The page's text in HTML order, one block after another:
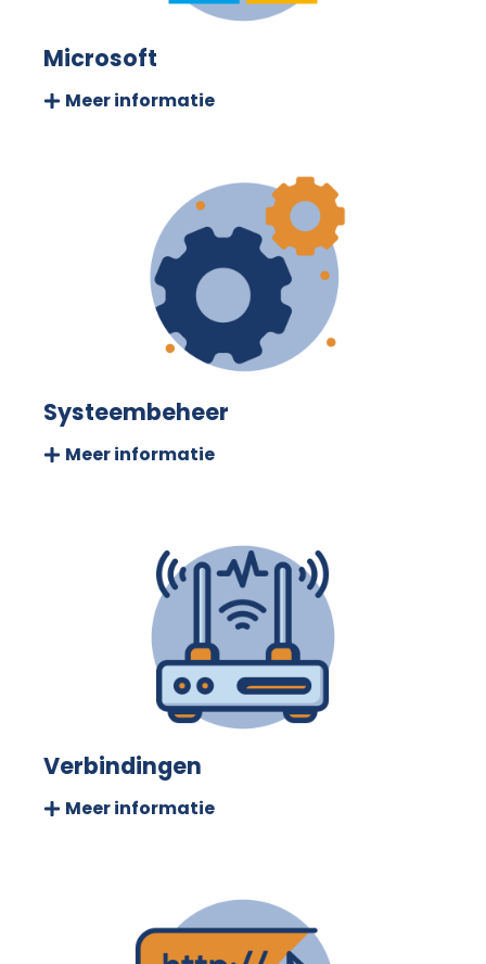
Microsoft
Meer informatie
Systeembeheer
Meer informatie
Verbindingen
Meer informatie